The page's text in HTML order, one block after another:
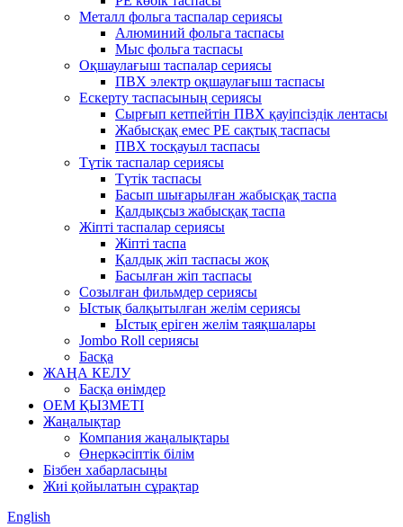
Металл фольга таспалар сериясы
Алюминий фольга таспасы
Мыс фольга таспасы
Оқшаулағыш таспалар сериясы
ПВХ электр оқшаулағыш таспасы
Ескерту таспасының сериясы
Сырғып кетпейтін ПВХ қауіпсіздік лентасы
Жабысқақ емес PE сақтық таспасы
ПВХ тосқауыл таспасы
Түтік таспалар сериясы
Түтік таспасы
Басып шығарылған жабысқақ таспа
Қалдықсыз жабысқақ таспа
Жіпті таспалар сериясы
Жіпті таспа
Қалдық жіп таспасы жоқ
Басылған жіп таспасы
Созылған фильмдер сериясы
Ыстық балқытылған желім сериясы
Ыстық еріген желім таяқшалары
Jombo Roll сериясы
Басқа
ЖАҢА КЕЛУ
Басқа өнімдер
OEM ҚЫЗМЕТІ
Жаңалықтар
Компания жаңалықтары
Өнеркәсіптік білім
Бізбен хабарласыңы
Жиі қойылатын сұрақтар
English